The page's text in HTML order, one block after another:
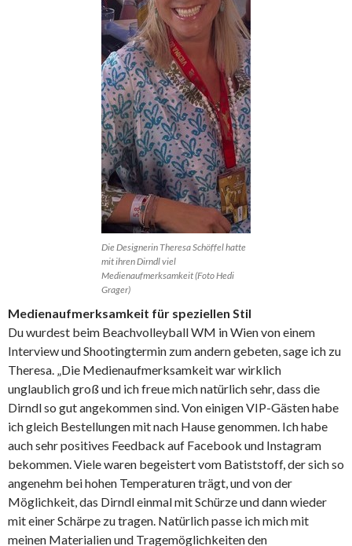
Die Designerin Theresa Schöffel hatte
mit ihren Dirndl viel
Medienaufmerksamkeit (Foto Hedi
Grager)
Medienaufmerksamkeit für speziellen Stil
Du wurdest beim Beachvolleyball WM in Wien von einem
Interview und Shootingtermin zum andern gebeten, sage ich zu
Theresa. „Die Medienaufmerksamkeit war wirklich
unglaublich groß und ich freue mich natürlich sehr, dass die
Dirndl so gut angekommen sind. Von einigen VIP-Gästen habe
ich gleich Bestellungen mit nach Hause genommen. Ich habe
auch sehr positives Feedback auf Facebook und Instagram
bekommen. Viele waren begeistert vom Batiststoff, der sich so
angenehm bei hohen Temperaturen trägt, und von der
Möglichkeit, das Dirndl einmal mit Schürze und dann wieder
mit einer Schärpe zu tragen. Natürlich passe ich mich mit
meinen Materialien und Tragemöglichkeiten den